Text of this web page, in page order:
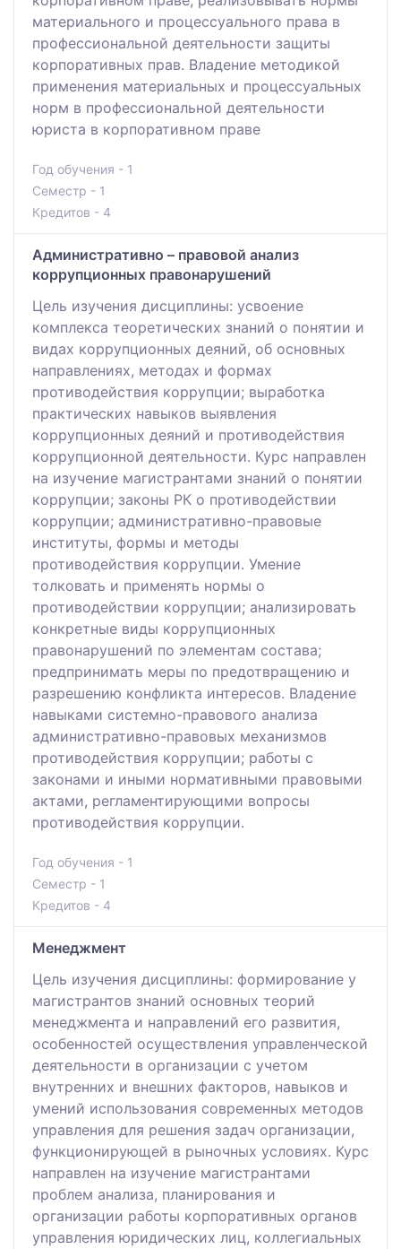
материального и процессуального права в
профессиональной деятельности защиты
корпоративных прав. Владение методикой
применения материальных и процессуальных
норм в профессиональной деятельности
юриста в корпоративном праве
Год обучения - 1
Семестр - 1
Кредитов - 4
Административно – правовой анализ
коррупционных правонарушений
Цель изучения дисциплины: усвоение
комплекса теоретических знаний о понятии и
видах коррупционных деяний, об основных
направлениях, методах и формах
противодействия коррупции; выработка
практических навыков выявления
коррупционных деяний и противодействия
коррупционной деятельности. Курс направлен
на изучение магистрантами знаний о понятии
коррупции; законы РК о противодействии
коррупции; административно-правовые
институты, формы и методы
противодействия коррупции. Умение
толковать и применять нормы о
противодействии коррупции; анализировать
конкретные виды коррупционных
правонарушений по элементам состава;
предпринимать меры по предотвращению и
разрешению конфликта интересов. Владение
навыками системно-правового анализа
административно-правовых механизмов
противодействия коррупции; работы с
законами и иными нормативными правовыми
актами, регламентирующими вопросы
противодействия коррупции.
Год обучения - 1
Семестр - 1
Кредитов - 4
Менеджмент
Цель изучения дисциплины: формирование у
магистрантов знаний основных теорий
менеджмента и направлений его развития,
особенностей осуществления управленческой
деятельности в организации с учетом
внутренних и внешних факторов, навыков и
умений использования современных методов
управления для решения задач организации,
функционирующей в рыночных условиях. Курс
направлен на изучение магистрантами
проблем анализа, планирования и
организации работы корпоративных органов
управления юридических лиц, коллегиальных